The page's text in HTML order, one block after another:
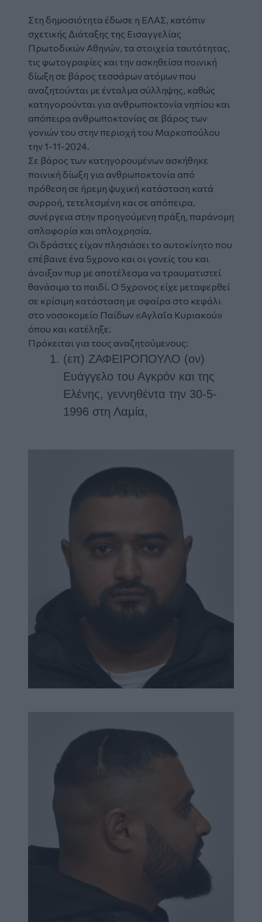
Στη δημοσιότητα έδωσε η ΕΛΑΣ, κατόπιν
σχετικής Διάταξης της Εισαγγελίας
Πρωτοδικών Αθηνών, τα στοιχεία ταυτότητας,
τις φωτογραφίες και την ασκηθείσα ποινική
δίωξη σε βάρος τεσσάρων ατόμων που
αναζητούνται με ένταλμα σύλληψης, καθώς
κατηγορούνται για ανθρωποκτονία νηπίου και
απόπειρα ανθρωποκτονίας σε βάρος των
γονιών του στην περιοχή του Μαρκοπούλου
την 1-11-2024.
Σε βάρος των κατηγορουμένων ασκήθηκε
ποινική δίωξη για ανθρωποκτονία από
πρόθεση σε ήρεμη ψυχική κατάσταση κατά
συρροή, τετελεσμένη και σε απόπειρα,
συνέργεια στην προηγούμενη πράξη, παράνομη
οπλοφορία και οπλοχρησία.
Οι δράστες είχαν πλησιάσει το αυτοκίνητο που
επέβαινε ένα 5χρονο και οι γονείς του και
άνοιξαν πυρ με αποτέλεσμα να τραυματιστεί
θανάσιμα το παιδί. Ο 5χρονος είχε μεταφερθεί
σε κρίσιμη κατάσταση με σφαίρα στο κεφάλι
στο νοσοκομείο Παίδων «Αγλαΐα Κυριακού»
όπου και κατέληξε.
Πρόκειται για τους αναζητούμενους:
(επ) ΖΑΦΕΙΡΟΠΟΥΛΟ (ον)
Ευάγγελο του Αγκρόν και της
Ελένης, γεννηθέντα την 30-5-
1996 στη Λαμία,